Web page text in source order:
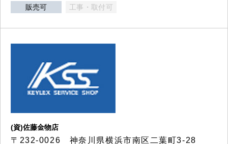
販売可 工事・取付可
(資)佐藤金物店
〒232-0026 神奈川県横浜市南区二葉町3-28